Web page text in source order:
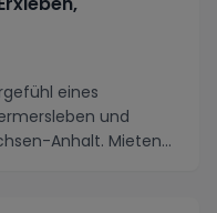
eines
und
Anhalt. Mieten